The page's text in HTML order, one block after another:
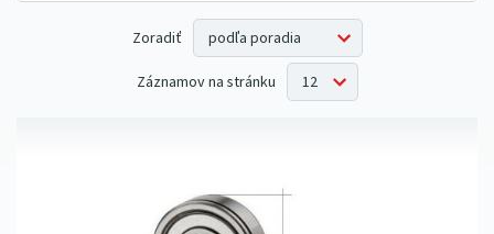
Skladová dostupnosť
Zoradiť
Záznamov na stránku